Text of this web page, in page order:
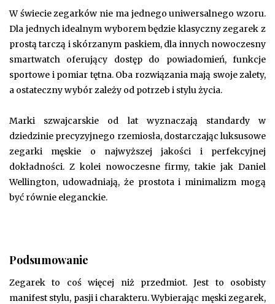
W świecie zegarków nie ma jednego uniwersalnego wzoru.
Dla jednych idealnym wyborem będzie klasyczny zegarek z
prostą tarczą i skórzanym paskiem, dla innych nowoczesny
smartwatch oferujący dostęp do powiadomień, funkcje
sportowe i pomiar tętna. Oba rozwiązania mają swoje zalety,
a ostateczny wybór zależy od potrzeb i stylu życia.
Marki szwajcarskie od lat wyznaczają standardy w
dziedzinie precyzyjnego rzemiosła, dostarczając luksusowe
zegarki męskie o najwyższej jakości i perfekcyjnej
dokładności. Z kolei nowoczesne firmy, takie jak Daniel
Wellington, udowadniają, że prostota i minimalizm mogą
być równie eleganckie.
Podsumowanie
Zegarek to coś więcej niż przedmiot. Jest to osobisty
manifest stylu, pasji i charakteru. Wybierając męski zegarek,